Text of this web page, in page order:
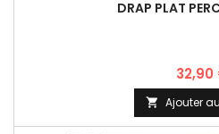
DRAP PLAT
32,90
 Ajouter